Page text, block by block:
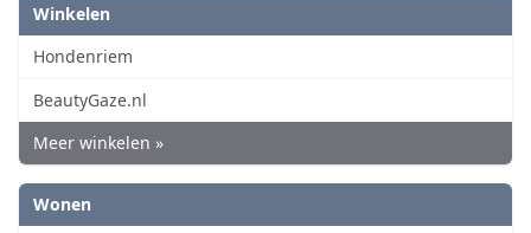
Winkelen
Hondenriem
BeautyGaze.nl
Meer winkelen »
Wonen